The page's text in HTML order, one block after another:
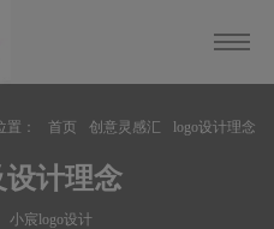
置： 首页 创意灵感汇
logo设计理念
设计理念
小宸logo设计